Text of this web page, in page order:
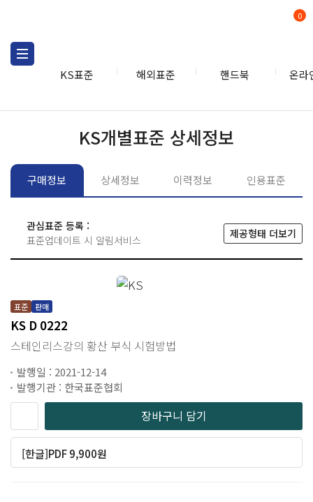
KS표준 해외표준 핸드북 온라
0
KS개별표준 상세정보
구매정보 상세정보 이력정보 인용표준
관심표준 등록 :
표준업데이트 시 알림서비스
제공형태 더보기
표준 판매
KS D 0222
스테인리스강의 황산 부식 시험방법
발행일 : 2021-12-14
발행기관 : 한국표준협회
장바구니 담기
[한글]PDF 9,900원